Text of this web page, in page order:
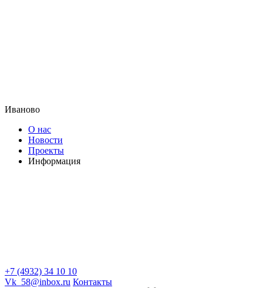
Иваново
О нас
Новости
Проекты
Информация
+7 (4932) 34 10 10
Vk_58@inbox.ru Контакты